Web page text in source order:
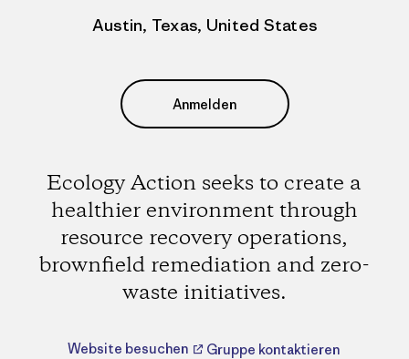
Austin, Texas, United States
Anmelden
Ecology Action seeks to create a
healthier environment through
resource recovery operations,
brownfield remediation and zero-
waste initiatives.
Website besuchen Gruppe kontaktieren